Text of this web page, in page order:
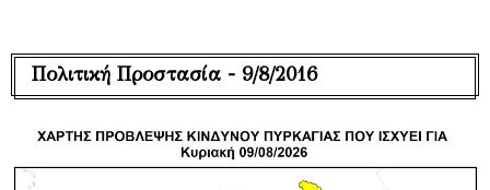
Πολιτική Προστασία - 9/8/2016